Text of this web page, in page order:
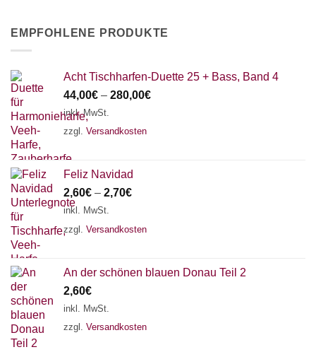
EMPFOHLENE PRODUKTE
Acht Tischharfen-Duette 25 + Bass, Band 4
44,00€ – 280,00€
inkl. MwSt.
zzgl. Versandkosten
Feliz Navidad
2,60€ – 2,70€
inkl. MwSt.
zzgl. Versandkosten
An der schönen blauen Donau Teil 2
2,60€
inkl. MwSt.
zzgl. Versandkosten